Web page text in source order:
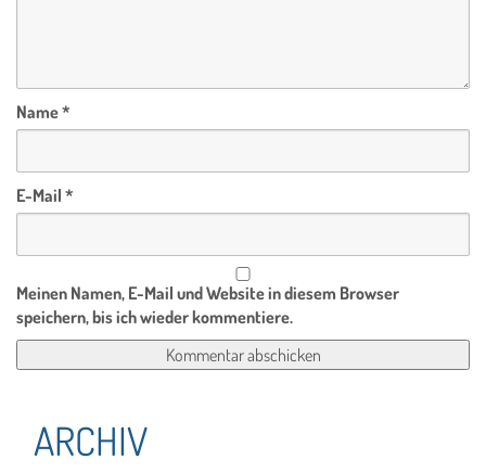
Name*
E-Mail *
Meinen Namen, E-Mail und Website in diesem Browser
speichern, bis ich wieder kommentiere.
ARCHIV